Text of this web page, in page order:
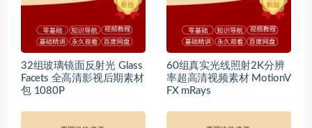
32组玻璃镜面反射光 Glass
Facets 全高清影视后期素材
包 1080P
60组真实光线照射2K分辨
率超高清视频素材 MotionV
FX mRays